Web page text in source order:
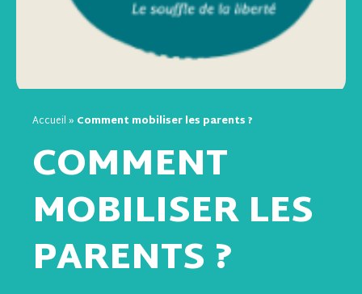
Accueil» Comment mobiliser les parents ?
COMMENT
MOBILISER LES
PARENTS ?